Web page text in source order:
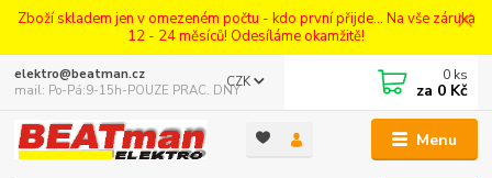
Zboží skladem jen v omezeném počtu - kdo první přijde... Na vše záruka
12 - 24 měsíců! Odesíláme okamžitě!
Menu
CZK
elektro@beatman.cz
mail: Po-Pá:9-15h-POUZE PRAC. DNY
0 ks
za 0 Kč